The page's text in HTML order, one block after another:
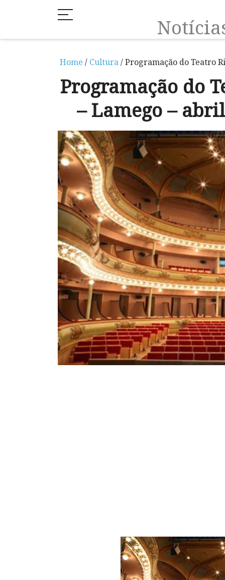
Home / Cultura/ Programação do Teatro
Programação do
– Lamego –